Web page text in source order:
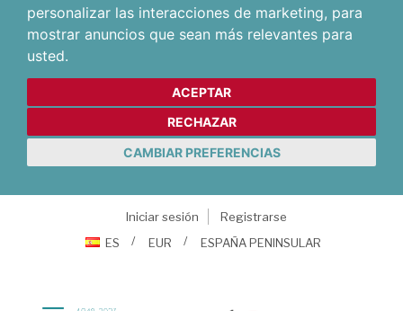
personalizar las interacciones de marketing, para
mostrar anuncios que sean más relevantes para
usted.
ACEPTAR
RECHAZAR
CAMBIAR PREFERENCIAS
Iniciar sesión
Registrarse
ES
EUR ESPAÑA PENINSULAR